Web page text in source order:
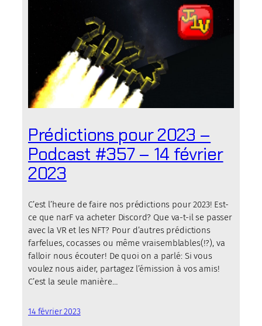
Prédictions pour 2023 –
Podcast #357 – 14 février
2023
C’est l’heure de faire nos prédictions pour 2023! Est-
ce que narF va acheter Discord? Que va-t-il se passer
avec la VR et les NFT? Pour d’autres prédictions
farfelues, cocasses ou même vraisemblables(!?), va
falloir nous écouter! De quoi on a parlé: Si vous
voulez nous aider, partagez l’émission à vos amis!
C’est la seule manière…
14 février 2023